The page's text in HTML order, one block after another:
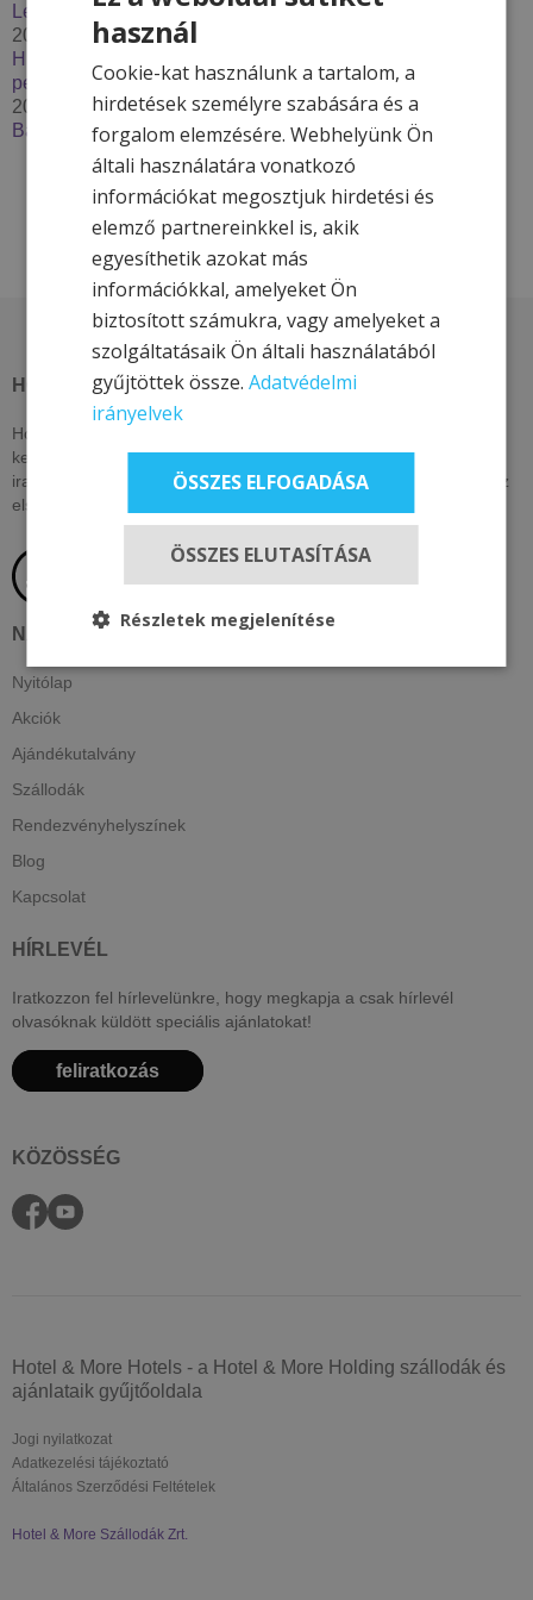
Lendava***
2025. december 2.
Húzzon korit, pattanjon szánkóra – Élje át a tél minden
percét a Hotel & More szállodákkal
2025. szeptember 29.
Bakancslistás túrázóhelyek Magyarországon
HOTEL & MORE HOTELS
Hotel & More szállodái ezen az oldalon csak itt elérhető, exkluzív
kedvezményeket kínálnak. Nézzen vissza akár naponta, vagy
iratkozzon fel hírlevelünkre, lájkolja közösségi oldalainkat, hogy az
elsők között értesüljön kizárólagos és egyedi ajánlatainkról!
NAVIGÁCIÓ
Nyitólap
Akciók
Ajándékutalvány
Szállodák
Rendezvényhelyszínek
Blog
Kapcsolat
HÍRLEVÉL
Iratkozzon fel hírlevelünkre, hogy megkapja a csak hírlevél
olvasóknak küldött speciális ajánlatokat!
feliratkozás
KÖZÖSSÉG
Hotel & More Hotels - a Hotel & More Holding szállodák és
ajánlataik gyűjtőoldala
Jogi nyilatkozat
Adatkezelési tájékoztató
Általános Szerződési Feltételek
Hotel & More Szállodák Zrt.
használ
Cookie-kat használunk a tartalom, a
hirdetések személyre szabására és a
forgalom elemzésére. Webhelyünk Ön
általi használatára vonatkozó
információkat megosztjuk hirdetési és
elemző partnereinkkel is, akik
egyesíthetik azokat más
információkkal, amelyeket Ön
biztosított számukra, vagy amelyeket a
szolgáltatásaik Ön általi használatából
gyűjtöttek össze.Adatvédelmi
irányelvek
ÖSSZES ELFOGADÁSA
ÖSSZES ELUTASÍTÁSA
Részletek megjelenítése